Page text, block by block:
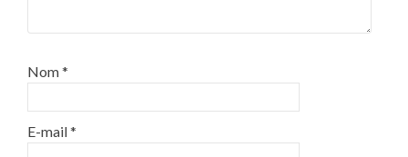
Nom*
E-mail*